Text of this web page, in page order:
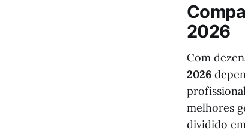
2026
Com
2026
melhores
dividido